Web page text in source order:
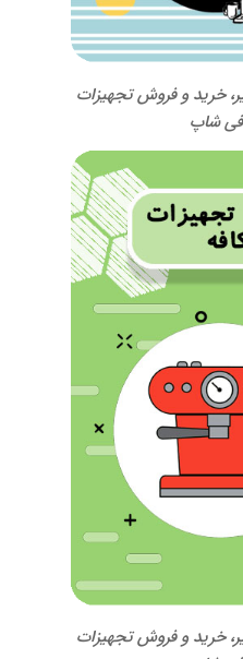
خرید و فروش تجهیزات
شاپ
خرید و فروش تجهیزات